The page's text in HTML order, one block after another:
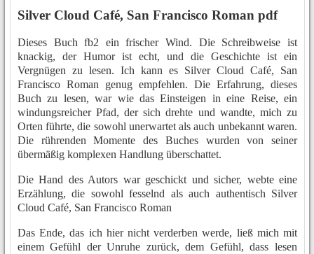
Silver Cloud Café, San Francisco Roman pdf
Dieses Buch fb2 ein frischer Wind. Die Schreibweise ist
knackig, der Humor ist echt, und die Geschichte ist ein
Vergnügen zu lesen. Ich kann es Silver Cloud Café, San
Francisco Roman genug empfehlen. Die Erfahrung, dieses
Buch zu lesen, war wie das Einsteigen in eine Reise, ein
windungsreicher Pfad, der sich drehte und wandte, mich zu
Orten führte, die sowohl unerwartet als auch unbekannt waren.
Die rührenden Momente des Buches wurden von seiner
übermäßig komplexen Handlung überschattet.
Die Hand des Autors war geschickt und sicher, webte eine
Erzählung, die sowohl fesselnd als auch authentisch Silver
Cloud Café, San Francisco Roman
Das Ende, das ich hier nicht verderben werde, ließ mich mit
einem Gefühl der Unruhe zurück, dem Gefühl, dass lesen